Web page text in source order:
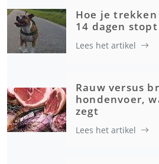
Hoe je
14 dagen stopt
Lees het artikel
Rauw versus
hondenvoer,
zegt
Lees het artikel